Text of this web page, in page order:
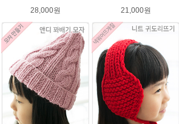
28,000원
21,000원